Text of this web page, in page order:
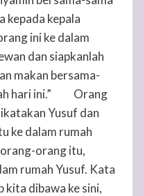
kepada kepala
ini ke dalam
dan siapkanlah
makan bersama-
hari ini.”
Orang
Yusuf dan
ke dalam rumah
orang itu,
rumah Yusuf. Kata
kita dibawa ke sini,